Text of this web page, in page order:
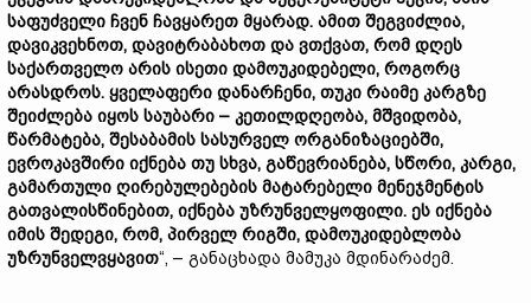
საფუძველი ჩვენ ჩავყარეთ მყარად. ამით შეგვიძლია,
დავიკვეხნოთ, დავიტრაბახოთ და ვთქვათ, რომ დღეს
საქართველო არის ისეთი დამოუკიდებელი, როგორც
არასდროს. ყველაფერი დანარჩენი, თუკი რაიმე კარგზე
შეიძლება იყოს საუბარი – კეთილდღეობა, მშვიდობა,
წარმატება, შესაბამის სასურველ ორგანიზაციებში,
ევროკავშირი იქნება თუ სხვა, გაწევრიანება, სწორი, კარგი,
გამართული ღირებულებების მატარებელი მენეჯმენტის
გათვალისწინებით, იქნება უზრუნველყოფილი. ეს იქნება
იმის შედეგი, რომ, პირველ რიგში, დამოუკიდებლობა
უზრუნველვყავით“, – განაცხადა მამუკა მდინარაძემ.